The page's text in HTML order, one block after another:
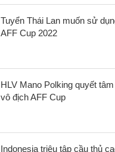
Tuyển Thái Lan muốn sử
AFF Cup 2022
HLV Mano Polking quyết
vô địch AFF Cup
Indonesia triệu tập cầu thủ